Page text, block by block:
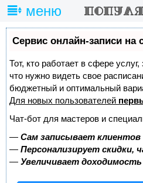
меню
Сервис онлайн-записи на
Тот, кто работает в сфере
что нужно видеть свое
бюджетный и оптимальный
Для новых пользователей
Чат-бот для мастеров и
— Сам записывает
— Персонализирует скидки,
— Увеличивает